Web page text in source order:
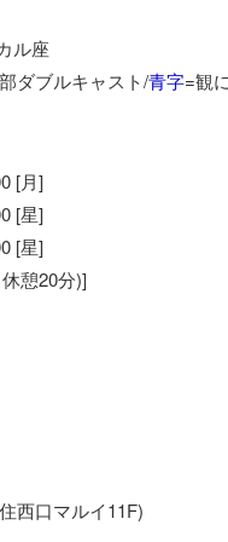
ル座
ダブルキャスト/青字=観
[月]
[星]
[星]
憩20分)]
西口マルイ11F)